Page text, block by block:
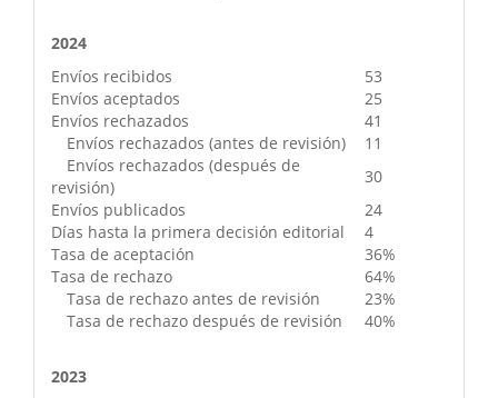
2024
Envíos recibidos
53
Envíos aceptados
25
Envíos rechazados
41
Envíos rechazados (antes de revisión)
11
Envíos rechazados (después de
revisión)
30
Envíos publicados
24
Días hasta la primera decisión editorial
4
Tasa de aceptación
36%
Tasa de rechazo
64%
Tasa de rechazo antes de revisión
23%
Tasa de rechazo después de revisión
40%
2023